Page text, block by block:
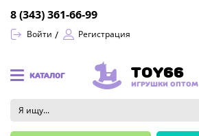
Войти Регистрация
8 (343) 361-66-99
КАТАЛОГ TOY66
ИГРУШКИ ОПТОМ